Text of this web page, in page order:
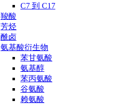
C7 到 C17
羧酸
芳烃
酰卤
氨基酸衍生物
苯甘氨酸
氨基醇
苯丙氨酸
谷氨酸
赖氨酸